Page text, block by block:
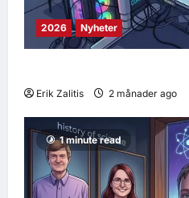
2026 Nyheter
Erik Zalitis 2 månader ago
1 minute read